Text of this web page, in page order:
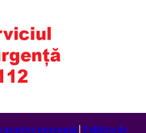
personal| Politica de